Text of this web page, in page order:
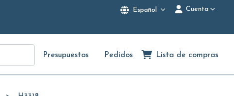
Español Cuenta
Presupuestos Pedidos Lista de compras